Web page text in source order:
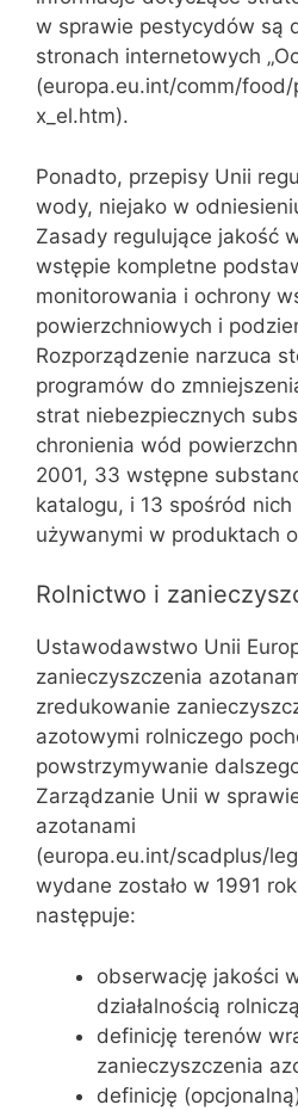
w sprawie pestycydów są
stronach internetowych
(europa.eu.int/comm/
x_el.htm).
Ponadto, przepisy Unii
wody, niejako w
Zasady regulujące jakość
wstępie kompletne
monitorowania i ochrony
powierzchniowych i
Rozporządzenie narzuca
programów do
strat niebezpiecznych
chronienia wód
2001, 33 wstępne
katalogu, i 13 spośród nich
używanymi w produktach
Rolnictwo i
Ustawodawstwo Unii
zanieczyszczenia
zredukowanie
azotowymi rolniczego
powstrzymywanie
Zarządzanie Unii w
azotanami
(europa.eu.int/scadplus/
wydane zostało w 1991
następuje:
obserwację jakości
działalnością
definicję terenów
zanieczyszczenia
definicję